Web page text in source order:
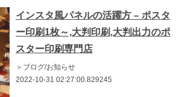
インスタ風パネルの活躍方 – ポスタ
ー印刷1枚～,大判印刷,大判出力のポ
スター印刷専門店
＞ブログ/お知らせ
2022-10-31 02:27:00.829245